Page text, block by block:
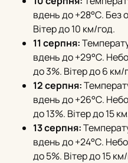
вдень до +28°С. Без
Вітер до 10 км/год.
11 серпня:
вдень до +29°С.
до 3%. Вітер до 6 км/
12 серпня:
вдень до +26°С.
до 13%. Вітер до 15
13 серпня:
вдень до +24°С.
до 5%. Вітер до 15